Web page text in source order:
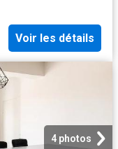
Voir les détails
4 photos